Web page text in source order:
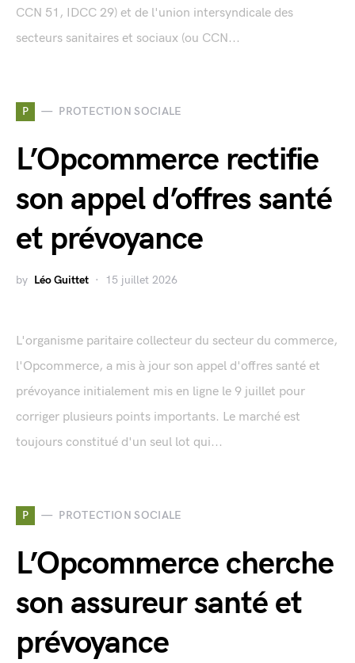
CCN 51, IDCC 29) et de l'union intersyndicale des
secteurs sanitaires et sociaux (ou CCN...
P PROTECTION SOCIALE
L’Opcommerce rectifie
son appel d’offres santé
et prévoyance
by Léo Guittet 15 juillet 2026
L'organisme paritaire collecteur du secteur du commerce,
l'Opcommerce, a mis à jour son appel d'offres santé et
prévoyance initialement mis en ligne le 9 juillet pour
corriger plusieurs points importants. Le marché est
toujours constitué d'un seul lot qui...
P PROTECTION SOCIALE
L’Opcommerce cherche
son assureur santé et
prévoyance